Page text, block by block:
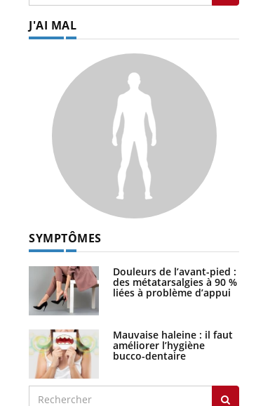
J'AI MAL
SYMPTÔMES
Douleurs de l’avant-pied :
des métatarsalgies à 90 %
liées à problème d’appui
Mauvaise haleine : il faut
améliorer l’hygiène
bucco-dentaire